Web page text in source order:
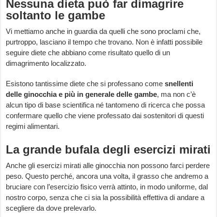
Nessuna dieta può far dimagrire
soltanto le gambe
Vi mettiamo anche in guardia da quelli che sono proclami che,
purtroppo, lasciano il tempo che trovano. Non è infatti possibile
seguire diete che abbiano come risultato quello di un
dimagrimento localizzato.
Esistono tantissime diete che si professano come snellenti
delle ginocchia e più in generale delle gambe, ma non c’è
alcun tipo di base scientifica né tantomeno di ricerca che possa
confermare quello che viene professato dai sostenitori di questi
regimi alimentari.
La grande bufala degli esercizi mirati
Anche gli esercizi mirati alle ginocchia non possono farci perdere
peso. Questo perché, ancora una volta, il grasso che andremo a
bruciare con l’esercizio fisico verrà attinto, in modo uniforme, dal
nostro corpo, senza che ci sia la possibilità effettiva di andare a
scegliere da dove prelevarlo.